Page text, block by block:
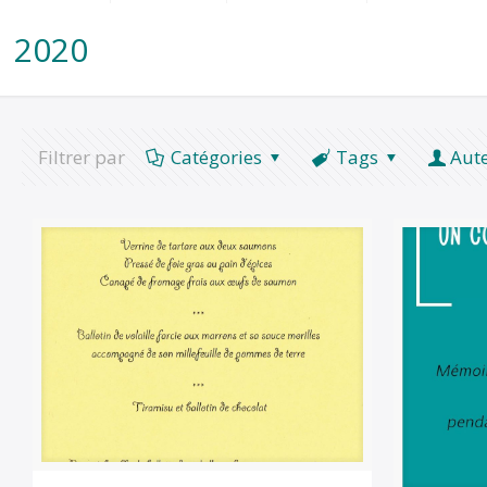
2020
Filtrer par Catégories Tags